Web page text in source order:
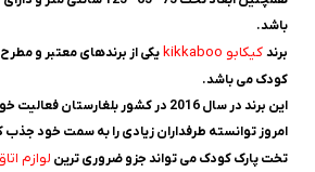
باشد.
برندکیکابو kikkaboo
یکی از برندهای معتبر و
کودک می باشد.
این برند در سال 2016 در کشور بلغارستان
امروز توانسته طرفداران زیادی را به سمت خود جذب
تخت پارک کودک می تواند جزو ضروری ترین لوازم